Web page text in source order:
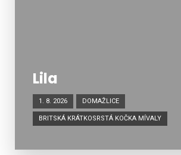
Lila
1. 8. 2026 DOMAŽLICE
BRITSKÁ KRÁTKOSRSTÁ KOČKA MÍVALY